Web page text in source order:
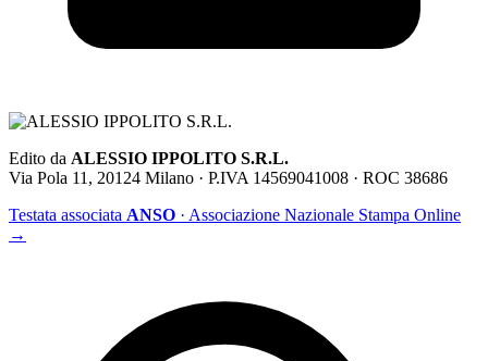
Edito da ALESSIO IPPOLITO S.R.L.
Via Pola 11, 20124 Milano · P.IVA 14569041008 · ROC 38686
Testata associata ANSO · Associazione Nazionale Stampa Online
→